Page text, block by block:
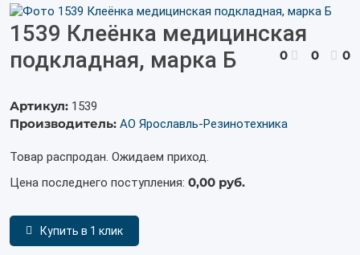
1539 Клеёнка медицинская
подкладная, марка Б
0 0 0
Артикул: 1539
Производитель: АО Ярославль-Резинотехника
Товар распродан. Ожидаем приход.
Цена последнего поступления: 0,00 руб.
Купить в 1 клик